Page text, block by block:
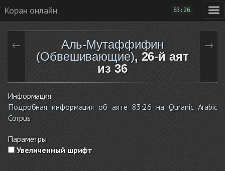
Коран онлайн 83:26
←
Аль-Мутаффифин
(Обвешивающие), 26-й аят
из 36
→
Информация
Подробная информация об аяте 83:26 на Quranic Arabic
Corpus
Параметры
Увеличенный шрифт